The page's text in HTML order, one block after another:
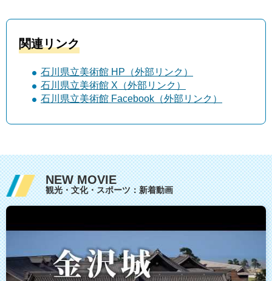
関連リンク
石川県立美術館 HP（外部リンク）
石川県立美術館 X（外部リンク）
石川県立美術館 Facebook（外部リンク）
NEW MOVIE
観光・文化・スポーツ：新着動画